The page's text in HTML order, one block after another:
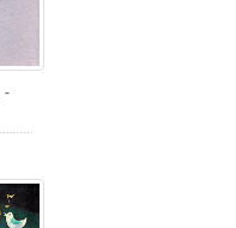
-